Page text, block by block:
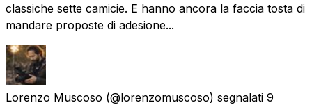
classiche sette camicie. E hanno ancora la faccia tosta di
mandare proposte di adesione...
Lorenzo Muscoso (@lorenzomuscoso) segnalati 9